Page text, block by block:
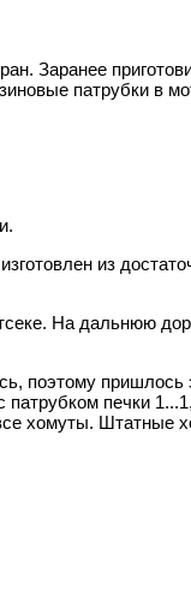
Заранее
патрубки в
из
На дальнюю
поэтому пришлось
печки
хомуты. Штатные